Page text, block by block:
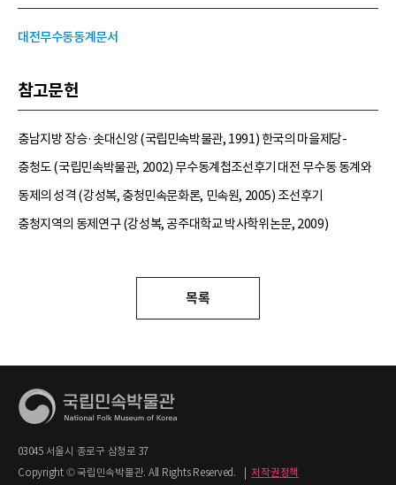
대전무수동동계문서
참고문헌
충남지방 장승·솟대신앙 (국립민속박물관, 1991) 한국의 마을제당-
충청도 (국립민속박물관, 2002) 무수동계첩조선후기 대전 무수동 동계와
동제의 성격 (강성복, 충청민속문화론, 민속원, 2005) 조선후기
충청지역의 동제연구 (강성복, 공주대학교 박사학위논문, 2009)
목록
03045 서울시 종로구 삼청로 37
Copyright © 국립민속박물관. All Rights Reserved.
저작권정책